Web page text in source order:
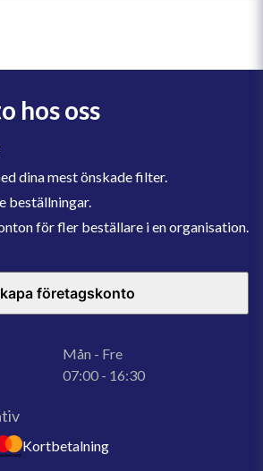
hos oss
dina mest önskade filter.
beställningar.
för fler beställare i en organisation.
företagskonto
Mån - Fre
07:00 - 16:30
Kortbetalning